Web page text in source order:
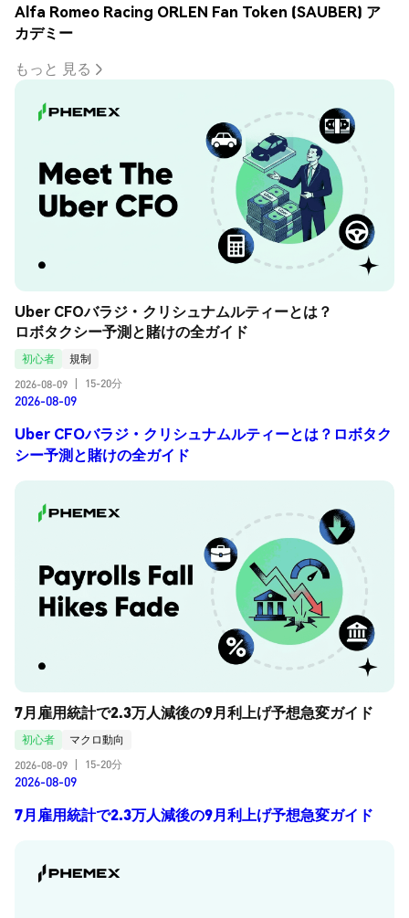
Alfa Romeo Racing ORLEN Fan Token (SAUBER) ア
カデミー
もっと 見る
Uber CFOバラジ・クリシュナムルティーとは？
ロボタクシー予測と賭けの全ガイド
初心者
規制
2026-08-09
15-20分
2026-08-09
Uber CFOバラジ・クリシュナムルティーとは？ロボタク
シー予測と賭けの全ガイド
7月雇用統計で2.3万人減後の9月利上げ予想急変ガイド
初心者
マクロ動向
2026-08-09
15-20分
2026-08-09
7月雇用統計で2.3万人減後の9月利上げ予想急変ガイド